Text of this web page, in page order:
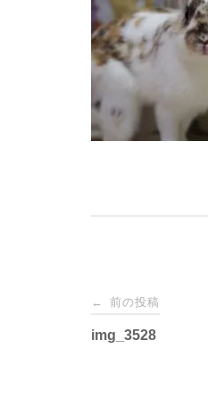
投
稿
← 前の投稿
img_3528